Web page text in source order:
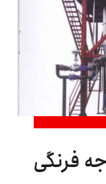
فرنگی